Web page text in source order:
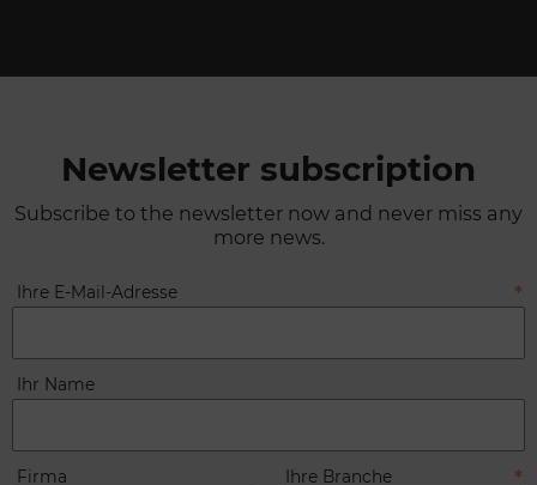
Newsletter subscription
Subscribe to the newsletter now and never miss any
more news.
Ihre E-Mail-Adresse
Ihr Name
Firma Ihre Branche